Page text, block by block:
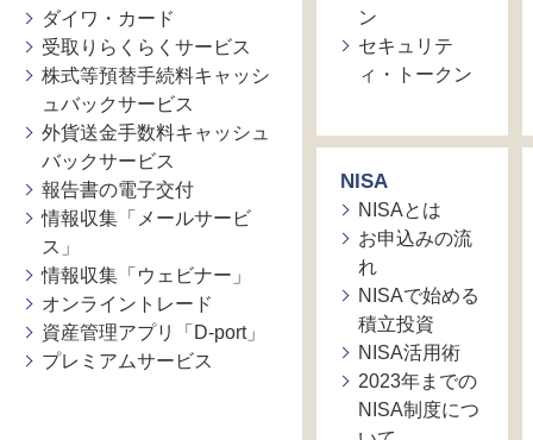
ダイワ・カード
受取りらくらくサービス
株式等預替手続料キャッシ
ュバックサービス
外貨送金手数料キャッシュ
バックサービス
報告書の電子交付
情報収集「メールサービ
ス」
情報収集「ウェビナー」
オンライントレード
資産管理アプリ「D-port」
プレミアムサービス
ン
セキュリテ
ィ・トークン
NISA
NISAとは
お申込みの流
れ
NISAで始める
積立投資
NISA活用術
2023年までの
NISA制度につ